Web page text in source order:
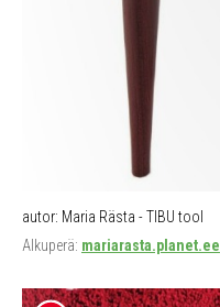
autor: Maria Rästa - TIBU tool
Alkuperä: mariarasta.planet.ee